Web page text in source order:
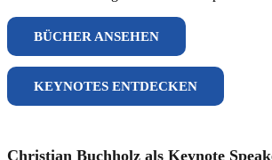
BÜCHER ANSEHEN
KEYNOTES ENTDECKEN
Christian Buchholz als Keynote